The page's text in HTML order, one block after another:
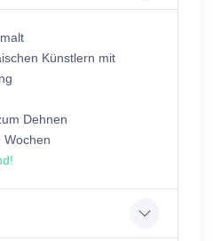
Künstlern mit
Dehnen
Wochen